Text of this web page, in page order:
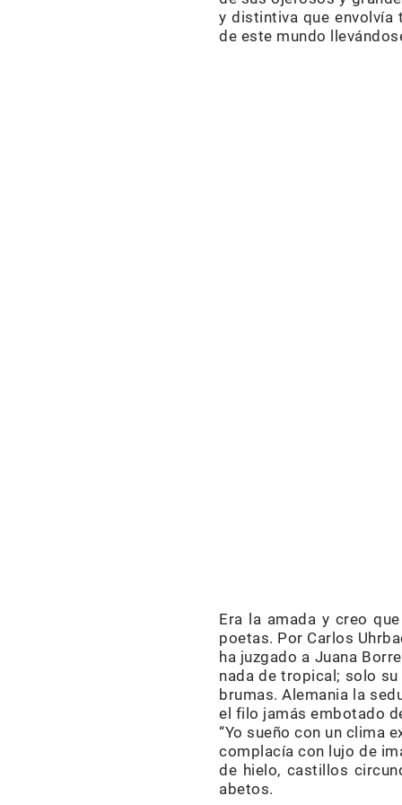
y distintiva que envolvía
de este mundo
Era la amada y creo
poetas. Por Carlos
ha juzgado a Juana
nada de tropical; solo
brumas. Alemania la
el filo jamás embotado
“Yo sueño con un clima
complacía con lujo de
de hielo, castillos
abetos.